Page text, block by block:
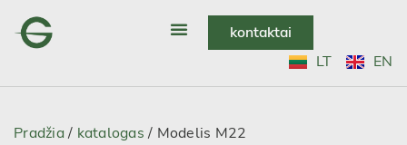
kontaktai
LT
EN
Pradžia/ katalogas/ Modelis M22